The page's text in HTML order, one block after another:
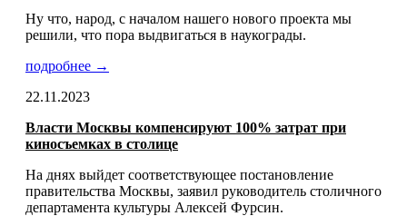
Ну что, народ, с началом нашего нового проекта мы
решили, что пора выдвигаться в наукограды.
подробнее →
22.11.2023
Власти Москвы компенсируют 100% затрат при
киносъемках в столице
На днях выйдет соответствующее постановление
правительства Москвы, заявил руководитель столичного
департамента культуры Алексей Фурсин.